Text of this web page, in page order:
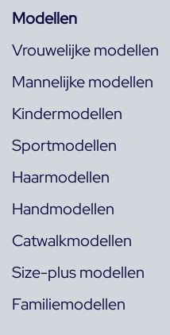
Modellen
Vrouwelijke modellen
Mannelijke modellen
Kindermodellen
Sportmodellen
Haarmodellen
Handmodellen
Catwalkmodellen
Size-plus modellen
Familiemodellen